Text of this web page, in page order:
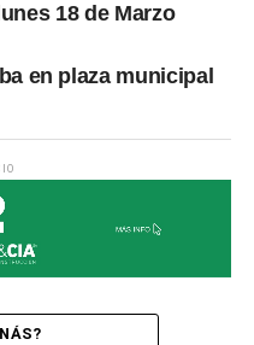
18 de Marzo
en plaza municipal